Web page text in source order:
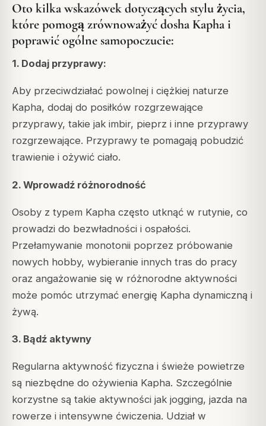
Oto kilka wskazówek dotyczących stylu życia,
które pomogą zrównoważyć dosha Kapha i
poprawić ogólne samopoczucie:
1. Dodaj przyprawy:
Aby przeciwdziałać powolnej i ciężkiej naturze
Kapha, dodaj do posiłków rozgrzewające
przyprawy, takie jak imbir, pieprz i inne przyprawy
rozgrzewające. Przyprawy te pomagają pobudzić
trawienie i ożywić ciało.
2. Wprowadź różnorodność
Osoby z typem Kapha często utknąć w rutynie, co
prowadzi do bezwładności i ospałości.
Przełamywanie monotonii poprzez próbowanie
nowych hobby, wybieranie innych tras do pracy
oraz angażowanie się w różnorodne aktywności
może pomóc utrzymać energię Kapha dynamiczną i
żywą.
3. Bądź aktywny
Regularna aktywność fizyczna i świeże powietrze
są niezbędne do ożywienia Kapha. Szczególnie
korzystne są takie aktywności jak jogging, jazda na
rowerze i intensywne ćwiczenia. Udział w